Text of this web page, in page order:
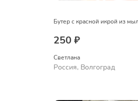
Бутер с красной икрой из
250 ₽
Светлана
Россия, Волгоград